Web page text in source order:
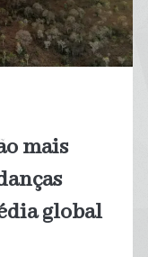
mais
global